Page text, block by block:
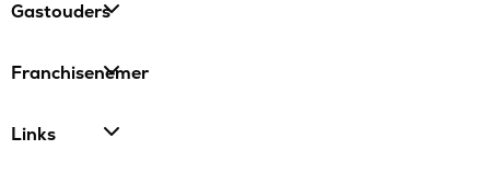
Gastouders
Franchisenemer
Links